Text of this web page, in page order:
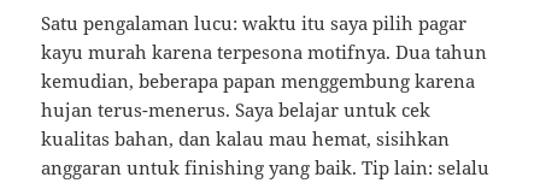
Satu pengalaman lucu: waktu itu saya pilih pagar
kayu murah karena terpesona motifnya. Dua tahun
kemudian, beberapa papan menggembung karena
hujan terus-menerus. Saya belajar untuk cek
kualitas bahan, dan kalau mau hemat, sisihkan
anggaran untuk finishing yang baik. Tip lain: selalu